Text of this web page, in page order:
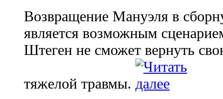
Возвращение Мануэля в
является возможным
Штеген не сможет вернуть
тяжелой травмы.